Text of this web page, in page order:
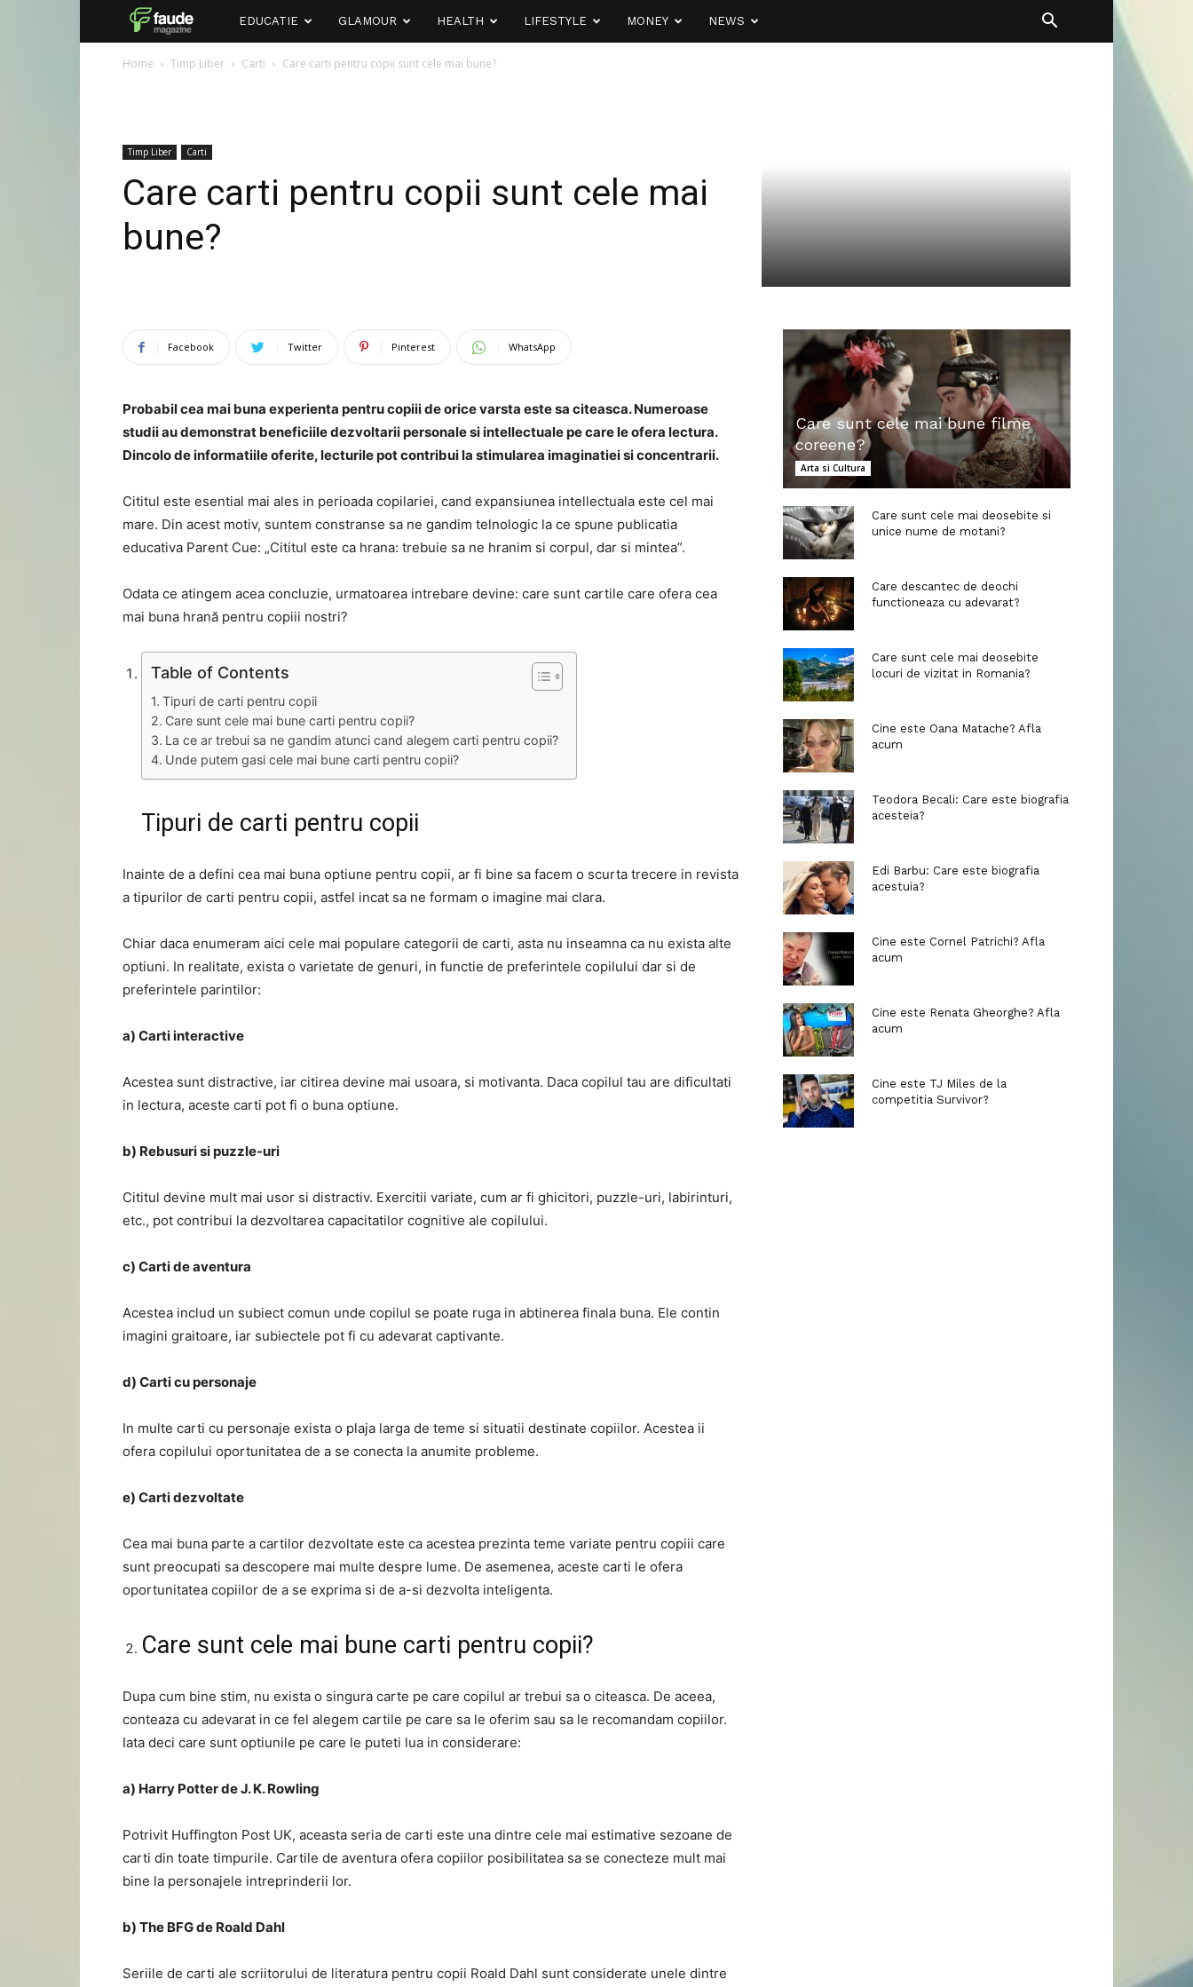
Faude
EDUCATIE GLAMOUR HEALTH LIFESTYLE MONEY NEWS
Home Timp Liber Carti Care carti pentru copii sunt cele mai bune?
Timp Liber Carti
Care carti pentru copii sunt cele mai
bune?
Facebook Twitter Pinterest WhatsApp
Probabil cea mai buna experienta pentru copiii de orice varsta este sa citeasca. Numeroase
studii au demonstrat beneficiile dezvoltarii personale si intellectuale pe care le ofera lectura.
Dincolo de informatiile oferite, lecturile pot contribui la stimularea imaginatiei si concentrarii.
Cititul este esential mai ales in perioada copilariei, cand expansiunea intellectuala este cel mai
mare. Din acest motiv, suntem constranse sa ne gandim telnologic la ce spune publicatia
educativa Parent Cue: „Cititul este ca hrana: trebuie sa ne hranim si corpul, dar si mintea”.
Odata ce atingem acea concluzie, urmatoarea intrebare devine: care sunt cartile care ofera cea
mai buna hrană pentru copiii nostri?
Table of Contents
Tipuri de carti pentru copii
Care sunt cele mai bune carti pentru copii?
La ce ar trebui sa ne gandim atunci cand alegem carti pentru copii?
Unde putem gasi cele mai bune carti pentru copii?
Tipuri de carti pentru copii
Inainte de a defini cea mai buna optiune pentru copii, ar fi bine sa facem o scurta trecere in revista
a tipurilor de carti pentru copii, astfel incat sa ne formam o imagine mai clara.
Chiar daca enumeram aici cele mai populare categorii de carti, asta nu inseamna ca nu exista alte
optiuni. In realitate, exista o varietate de genuri, in functie de preferintele copilului dar si de
preferintele parintilor:
a) Carti interactive
Acestea sunt distractive, iar citirea devine mai usoara, si motivanta. Daca copilul tau are dificultati
in lectura, aceste carti pot fi o buna optiune.
b) Rebusuri si puzzle-uri
Cititul devine mult mai usor si distractiv. Exercitii variate, cum ar fi ghicitori, puzzle-uri, labirinturi,
etc., pot contribui la dezvoltarea capacitatilor cognitive ale copilului.
c) Carti de aventura
Acestea includ un subiect comun unde copilul se poate ruga in abtinerea finala buna. Ele contin
imagini graitoare, iar subiectele pot fi cu adevarat captivante.
d) Carti cu personaje
In multe carti cu personaje exista o plaja larga de teme si situatii destinate copiilor. Acestea ii
ofera copilului oportunitatea de a se conecta la anumite probleme.
e) Carti dezvoltate
Cea mai buna parte a cartilor dezvoltate este ca acestea prezinta teme variate pentru copiii care
sunt preocupati sa descopere mai multe despre lume. De asemenea, aceste carti le ofera
oportunitatea copiilor de a se exprima si de a-si dezvolta inteligenta.
Care sunt cele mai bune carti pentru copii?
Dupa cum bine stim, nu exista o singura carte pe care copilul ar trebui sa o citeasca. De aceea,
conteaza cu adevarat in ce fel alegem cartile pe care sa le oferim sau sa le recomandam copiilor.
Iata deci care sunt optiunile pe care le puteti lua in considerare:
a) Harry Potter de J. K. Rowling
Potrivit Huffington Post UK, aceasta seria de carti este una dintre cele mai estimative sezoane de
carti din toate timpurile. Cartile de aventura ofera copiilor posibilitatea sa se conecteze mult mai
bine la personajele intreprinderii lor.
b) The BFG de Roald Dahl
Seriile de carti ale scriitorului de literatura pentru copii Roald Dahl sunt considerate unele dintre
Care sunt cele mai bune filme
coreene?
Arta si Cultura
Care sunt cele mai deosebite si
unice nume de motani?
Care descantec de deochi
functioneaza cu adevarat?
Care sunt cele mai deosebite
locuri de vizitat in Romania?
Cine este Oana Matache? Afla
acum
Teodora Becali: Care este biografia
acesteia?
Edi Barbu: Care este biografia
acestuia?
Cine este Cornel Patrichi? Afla
acum
Cine este Renata Gheorghe? Afla
acum
Cine este TJ Miles de la
competitia Survivor?